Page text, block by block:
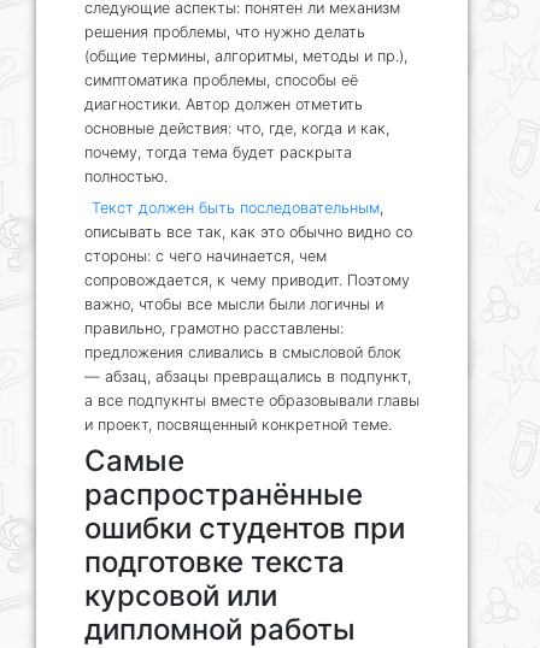
следующие аспекты: понятен ли механизм
решения проблемы, что нужно делать
(общие термины, алгоритмы, методы и пр.),
симптоматика проблемы, способы её
диагностики. Автор должен отметить
основные действия: что, где, когда и как,
почему, тогда тема будет раскрыта
полностью.
Текст должен быть последовательным,
описывать все так, как это обычно видно со
стороны: с чего начинается, чем
сопровождается, к чему приводит. Поэтому
важно, чтобы все мысли были логичны и
правильно, грамотно расставлены:
предложения сливались в смысловой блок
— абзац, абзацы превращались в подпункт,
а все подпукнты вместе образовывали главы
и проект, посвященный конкретной теме.
Самые
распространённые
ошибки студентов при
подготовке текста
курсовой или
дипломной работы